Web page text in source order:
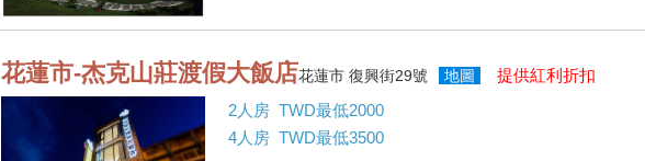
花蓮市-杰克山莊渡假大飯店花蓮市 復興街29號 地圖
提供紅利折扣
2人房 TWD最低2000
4人房 TWD最低3500